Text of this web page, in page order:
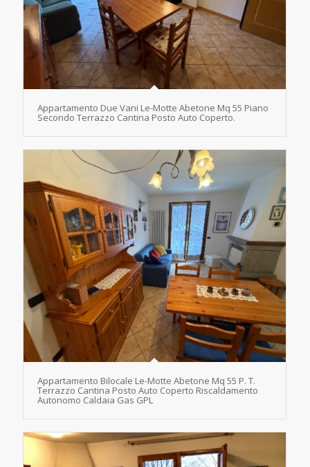
Appartamento Due Vani Le-Motte Abetone Mq 55 Piano
Secondo Terrazzo Cantina Posto Auto Coperto.
Appartamento Bilocale Le-Motte Abetone Mq 55 P. T.
Terrazzo Cantina Posto Auto Coperto Riscaldamento
Autonomo Caldaia Gas GPL